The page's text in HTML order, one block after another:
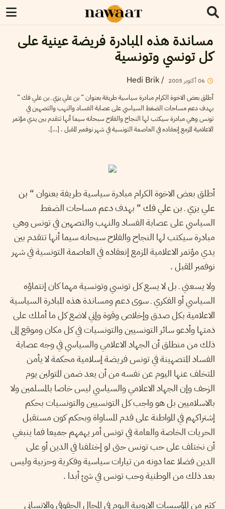
مساندة هذه المبادرة فريضة عينية على
كل تونسي وتونسية
06أكتوبر 2005
/
Hedi Brik
أطلق بعض الاخوة الكرام مبادرة سياسية طريفة بعنوان ” بن علي يزي ـ بن علي فك ”
بهدف دعم مساحات الضغط السياسي على عصابة الفساد والنهب والتصهين في
تونس وهي مبادرة سيكتب لها النجاح والفلاح سبحانه سيما أنها تتقدم بين يدي مؤتمر
الاعلامية المزمع إنعقاده في العاصمة التونسية في شهر نوفمبر المقبل . […].
أطلق بعض الاخوة الكرام مبادرة سياسية طريفة بعنوان “ بن
علي يزي ـ بن علي فك” بهدف دعم مساحات الضغط
السياسي على عصابة الفساد والنهب والتصهين في تونس وهي
مبادرة سيكتب لها النجاح والفلاح سبحانه سيما أنها تتقدم بين
يدي مؤتمر الاعلامية المزمع إنعقاده في العاصمة التونسية في شهر
نوفمبر المقبل .
ولا يسعني ـ بل لا يسع كل تونسي وتونسية مهما كان إنتماؤه
السياسي أو الفكري ـ سوى دعم ومساندة هذه المبادرة السياسية
الاعلامية بكل صدق وإخلاص وقوة وإني لاضع كل ما أملك على
ذمتها وأدعو سائر التونسيين والتونسيات في كل مكان وموقع إلى
ذلك من منطلق أن الجهاد الاعلامي والسياسي في وجه عصابة
الفساد المتصهينة في تونس فريضة إسلامية محكمة لا يأمن
المتخلف عنها اليوم عن نفسه من أن يعد ضمن المتولين يوم
الزحف وإن الجهاد الاعلامي والسياسي ليس خاصا بالمسلمين ولا
بالاسلاميين بل هو واجب كل التونسيين والتونسيات بحكم
إشتراكهم في المواطنة على قدم المساواة وبحكم كون مستقبل
الحريات الخاصة والعامة في تونس أمر يهمهم جميعا فما ينبغي
أن نختلف على حب تونس حتى لو إختلفنا في الدين أو على
الدين فضلا عما دونه من تيارات سياسية وفكرية وحزبية وليس
بعد ذلك من الوطنية وحب تونس في شئ أبدا .
كثير من المؤسسات الاروبية اليوم في المجال الحقوقي والانساني